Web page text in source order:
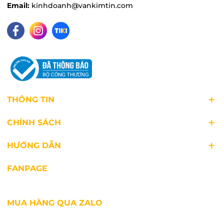
Email: kinhdoanh@vankimtin.com
THÔNG TIN
CHÍNH SÁCH
HƯỚNG DẪN
FANPAGE
MUA HÀNG QUA ZALO